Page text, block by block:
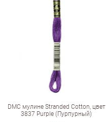
DMC мулине Stranded Cotton, цвет
3837 Purple (Пурпурный)